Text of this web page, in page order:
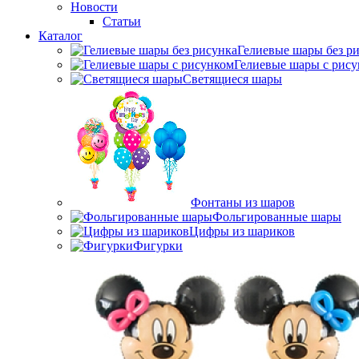
Новости
Статьи
Каталог
Гелиевые шары без
Гелиевые шары с
Светящиеся шары
Фонтаны из шаров
Фольгированные шары
Цифры из шариков
Фигурки